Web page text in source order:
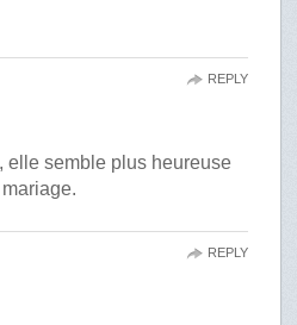
elle semble plus heureuse
REPLY
REPLY